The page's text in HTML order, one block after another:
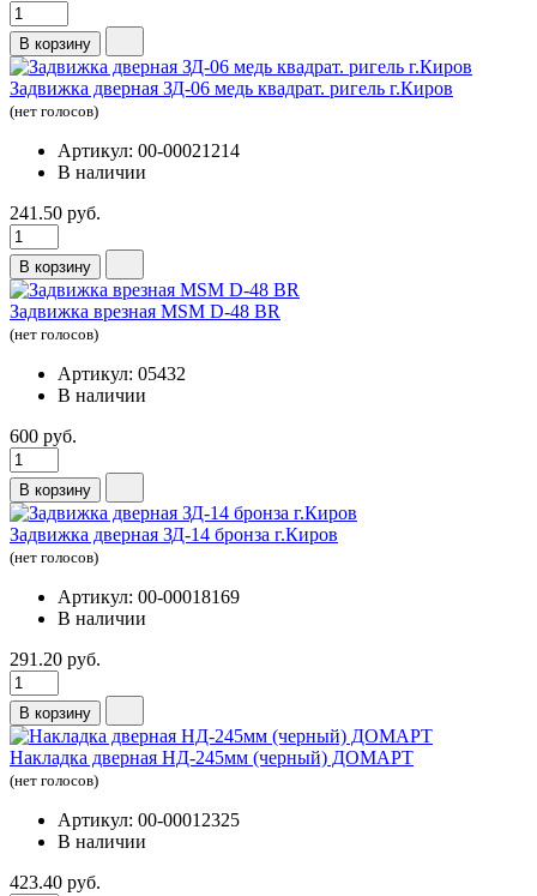
В корзину
Задвижка дверная ЗД-06 медь квадрат. ригель г.Киров
(нет голосов)
Артикул: 00-00021214
В наличии
241.50 руб.
В корзину
Задвижка врезная МSМ D-48 BR
(нет голосов)
Артикул: 05432
В наличии
600 руб.
В корзину
Задвижка дверная ЗД-14 бронза г.Киров
(нет голосов)
Артикул: 00-00018169
В наличии
291.20 руб.
В корзину
Накладка дверная НД-245мм (черный) ДОМАРТ
(нет голосов)
Артикул: 00-00012325
В наличии
423.40 руб.